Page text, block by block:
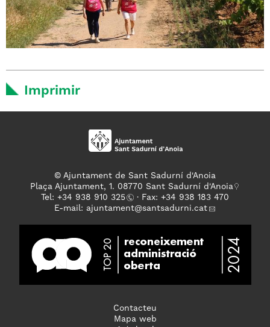
Imprimir
© Ajuntament de Sant Sadurní d'Anoia
Plaça Ajuntament, 1. 08770 Sant Sadurní d'Anoia
Tel: +34 938 910 325
· Fax: +34 938 183 470
E-mail: ajuntament@santsadurni.cat
Contacteu
Mapa web